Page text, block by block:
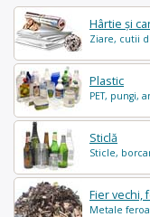
Hârtie și
Ziare, cutii
Plastic
PET, pungi,
Sticlă
Sticle,
Fier vechi,
Metale